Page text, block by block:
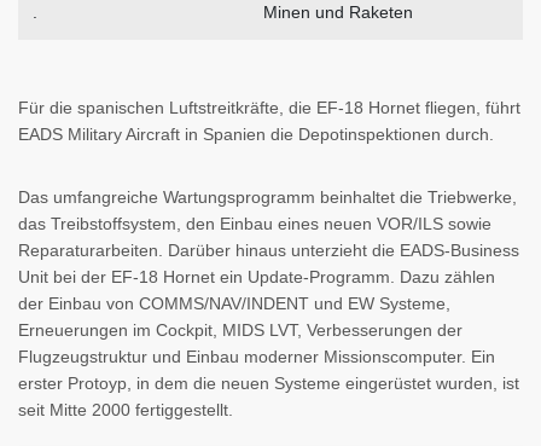
Minen und Raketen
Für die spanischen Luftstreitkräfte, die EF-18 Hornet fliegen, führt
EADS Military Aircraft in Spanien die Depotinspektionen durch.
Das umfangreiche Wartungsprogramm beinhaltet die Triebwerke,
das Treibstoffsystem, den Einbau eines neuen VOR/ILS sowie
Reparaturarbeiten. Darüber hinaus unterzieht die EADS-Business
Unit bei der EF-18 Hornet ein Update-Programm. Dazu zählen
der Einbau von COMMS/NAV/INDENT und EW Systeme,
Erneuerungen im Cockpit, MIDS LVT, Verbesserungen der
Flugzeugstruktur und Einbau moderner Missionscomputer. Ein
erster Protoyp, in dem die neuen Systeme eingerüstet wurden, ist
seit Mitte 2000 fertiggestellt.